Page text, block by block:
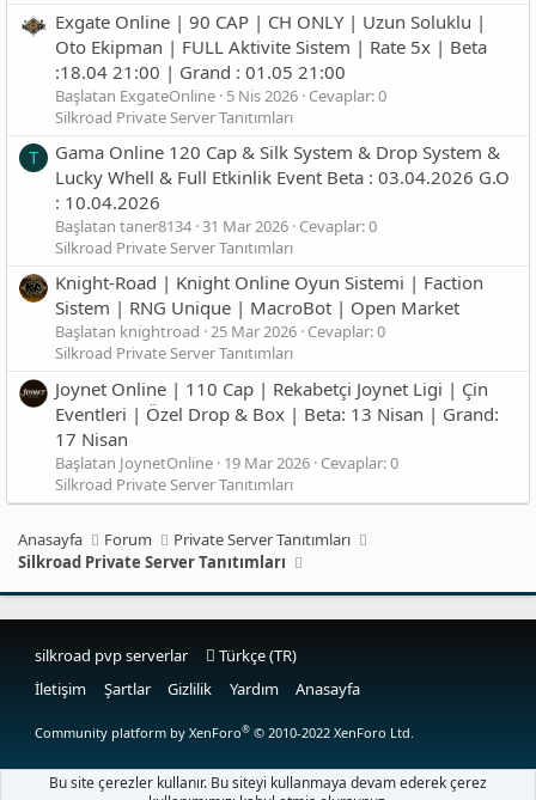
Exgate Online | 90 CAP | CH ONLY | Uzun Soluklu |
Oto Ekipman | FULL Aktivite Sistem | Rate 5x | Beta
:18.04 21:00 | Grand : 01.05 21:00
Başlatan ExgateOnline 5 Nis 2026 Cevaplar: 0
Silkroad Private Server Tanıtımları
T
Gama Online 120 Cap & Silk System & Drop System &
Lucky Whell & Full Etkinlik Event Beta : 03.04.2026 G.O
: 10.04.2026
Başlatan taner8134 31 Mar 2026 Cevaplar: 0
Silkroad Private Server Tanıtımları
Knight-Road | Knight Online Oyun Sistemi | Faction
Sistem | RNG Unique | MacroBot | Open Market
Başlatan knightroad 25 Mar 2026 Cevaplar: 0
Silkroad Private Server Tanıtımları
Joynet Online | 110 Cap | Rekabetçi Joynet Ligi | Çin
Eventleri | Özel Drop & Box | Beta: 13 Nisan | Grand:
17 Nisan
Başlatan JoynetOnline 19 Mar 2026 Cevaplar: 0
Silkroad Private Server Tanıtımları
Anasayfa Forum
Private Server Tanıtımları
Silkroad Private Server Tanıtımları
silkroad pvp serverlar
Türkçe (TR)
İletişim
Şartlar Gizlilik Yardım Anasayfa
Community platform by XenForo® © 2010-2022 XenForo Ltd.
Bu site çerezler kullanır. Bu siteyi kullanmaya devam ederek çerez